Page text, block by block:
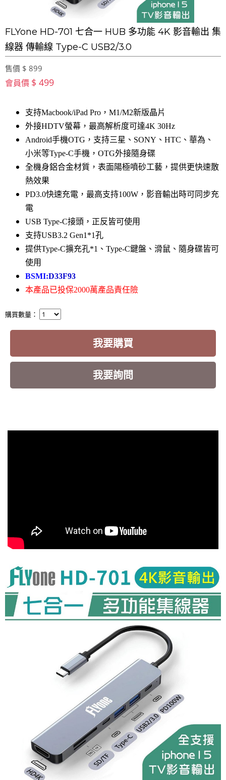
FLYone HD-701 七合一 HUB 多功能 4K 影音輸出 集
線器 傳輸線 Type-C USB2/3.0
售價 $ 899
會員價 $ 499
支持Macbook/iPad Pro，M1/M2新版晶片
外接HDTV螢幕，最高解析度可達4K 30Hz
Android手機OTG，支持三星、SONY、HTC、華為、
小米等Type-C手機，OTG外接隨身碟
全機身鋁合金材質，表面陽極噴砂工藝，提供更快速散
熱效果
PD3.0快速充電，最高支持100W，影音輸出時可同步充
電
USB Type-C接頭，正反皆可使用
支持USB3.2 Gen1*1孔
提供Type-C擴充孔*1、Type-C鍵盤、滑鼠、隨身碟皆可
使用
BSMI:D33F93
本產品已投保2000萬產品責任險
購買數量：
我要購買
我要詢問